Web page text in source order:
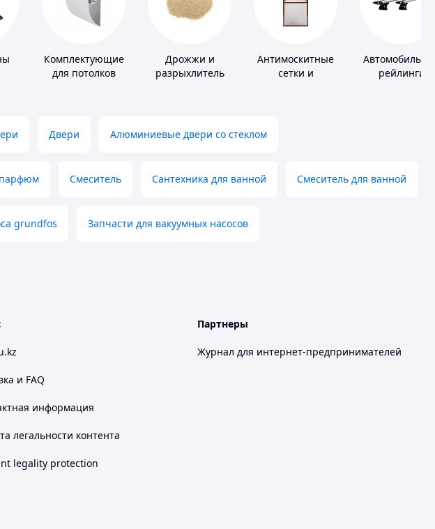
Комплектующие
для потолков
Дрожжи и
разрыхлитель
Антимоскитные
сетки и
рейлинги
Двери Алюминиевые двери со стеклом
Смеситель Сантехника для ванной Смеситель для ванной
grundfos Запчасти для вакуумных насосов
и FAQ
информация
легальности контента
legality protection
Партнеры
Журнал для интернет-предпринимателей